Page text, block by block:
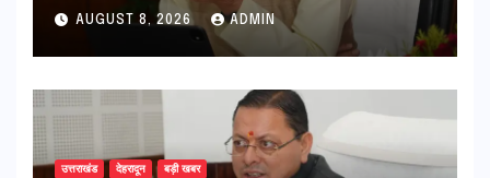
पर सख्त कार्रवाई
AUGUST 8, 2026 ADMIN
उत्तराखंड देहरादून बड़ी खबर